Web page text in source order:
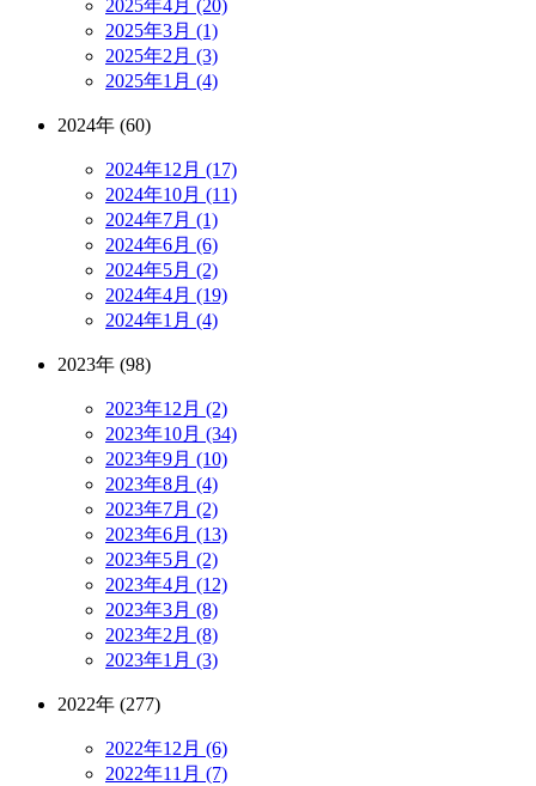
2025年4月 (20)
2025年3月 (1)
2025年2月 (3)
2025年1月 (4)
2024年 (60)
2024年12月 (17)
2024年10月 (11)
2024年7月 (1)
2024年6月 (6)
2024年5月 (2)
2024年4月 (19)
2024年1月 (4)
2023年 (98)
2023年12月 (2)
2023年10月 (34)
2023年9月 (10)
2023年8月 (4)
2023年7月 (2)
2023年6月 (13)
2023年5月 (2)
2023年4月 (12)
2023年3月 (8)
2023年2月 (8)
2023年1月 (3)
2022年 (277)
2022年12月 (6)
2022年11月 (7)